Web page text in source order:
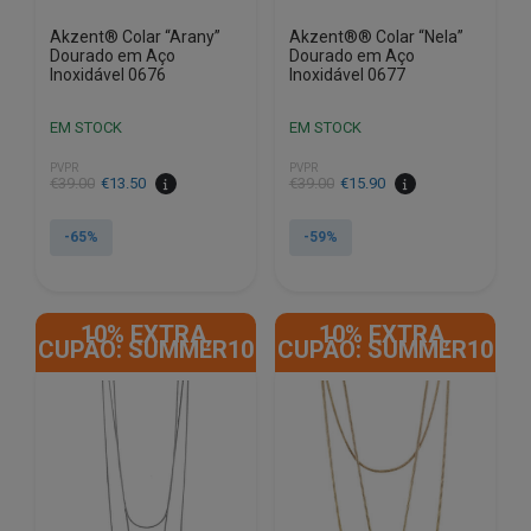
Akzent® Colar “Arany”
Dourado em Aço
Inoxidável 0676
EM STOCK
PVPR
€39.00
O
original
€13.50
O
atual
-65%
Akzent®® Colar “Nela”
Dourado em Aço
Inoxidável 0677
EM STOCK
PVPR
€39.00
O
original
€15.90
O
atual
-59%
10% EXTRA,
CUPÃO: SUMMER10
10% EXTRA,
CUPÃO: SUMMER10